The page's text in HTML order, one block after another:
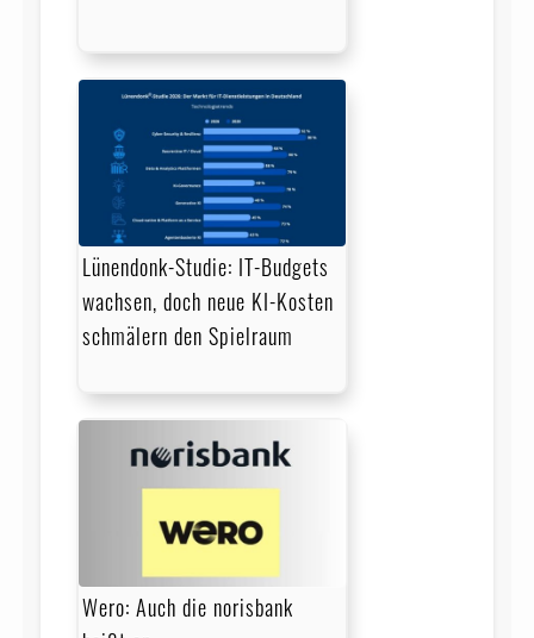
Lünendonk-Studie: IT-Budgets
wachsen, doch neue KI-Kosten
schmälern den Spielraum
Wero: Auch die norisbank